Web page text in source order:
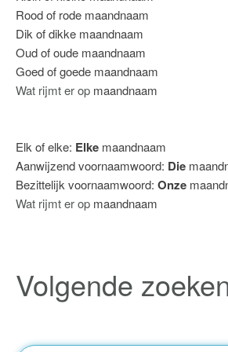
Rood of rode maandnaam
Dik of dikke maandnaam
Oud of oude maandnaam
Goed of goede maandnaam
Wat rijmt er op maandnaam
Elk of elke: Elke maandnaam
Aanwijzend voornaamwoord: Die
Bezittelijk voornaamwoord: Onze
Wat rijmt er op maandnaam
Volgende